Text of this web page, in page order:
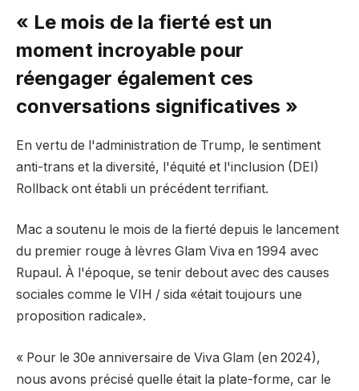
« Le mois de la fierté est un
moment incroyable pour
réengager également ces
conversations significatives »
En vertu de l'administration de Trump, le sentiment
anti-trans et la diversité, l'équité et l'inclusion (DEI)
Rollback ont ​​établi un précédent terrifiant.
Mac a soutenu le mois de la fierté depuis le lancement
du premier rouge à lèvres Glam Viva en 1994 avec
Rupaul. À l'époque, se tenir debout avec des causes
sociales comme le VIH / sida «était toujours une
proposition radicale».
« Pour le 30e anniversaire de Viva Glam (en 2024),
nous avons précisé quelle était la plate-forme, car le